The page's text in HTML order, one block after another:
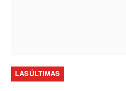
LAS ÚLTIMAS